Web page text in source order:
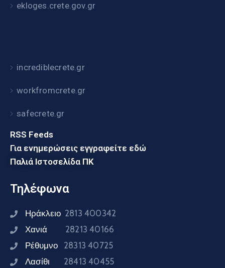
ekloges.crete.gov.gr
incrediblecrete.gr
workfromcrete.gr
safecrete.gr
RSS Feeds
Για ενημερώσεις εγγραφείτε εδώ
Παλιά Ιστοσελίδα ΠΚ
Τηλέφωνα
Ηράκλειο 2813 400342
Χανιά 28213 40166
Ρέθυμνο 28313 40725
Λασίθι 28413 40455